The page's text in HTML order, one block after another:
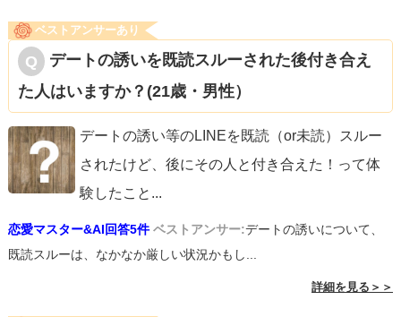
ベストアンサーあり
デートの誘いを既読スルーされた後付き合え
た人はいますか？(21歳・男性）
デートの誘い等のLINEを既読（or未読）スルー
されたけど、後にその人と付き合えた！って体
験したこと ...
恋愛マスター&AI回答5件 ベストアンサー:デートの誘いについて、
既読スルーは、なかなか厳しい状況かもし...
詳細を見る＞＞